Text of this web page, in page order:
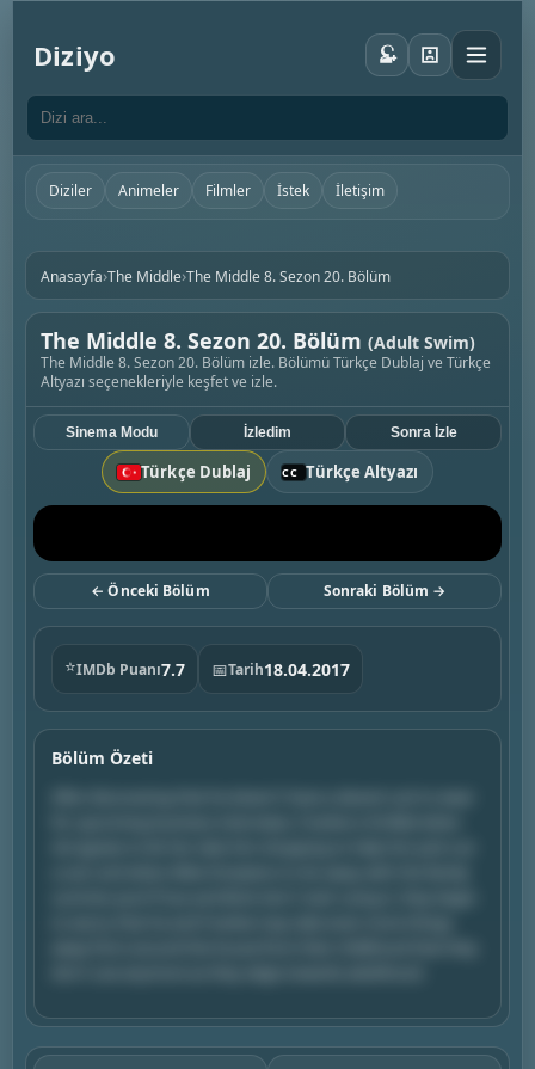
Diziyo
Diziler Animeler Filmler İstek İletişim
Anasayfa›The Middle›The Middle 8. Sezon 20. Bölüm
The Middle 8. Sezon 20. Bölüm (Adult Swim)
The Middle 8. Sezon 20. Bölüm izle. Bölümü Türkçe Dublaj ve Türkçe
Altyazı seçenekleriyle keşfet ve izle.
Türkçe Dublaj Türkçe Altyazı
Sinema Modu İzledim Sonra İzle
← Önceki Bölüm Sonraki Bölüm →
⭐IMDb Puanı7.7 📅Tarih18.04.2017
Bölüm Özeti